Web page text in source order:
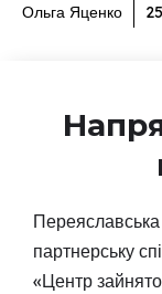
Ольга Яценко
партнерську
«Центр